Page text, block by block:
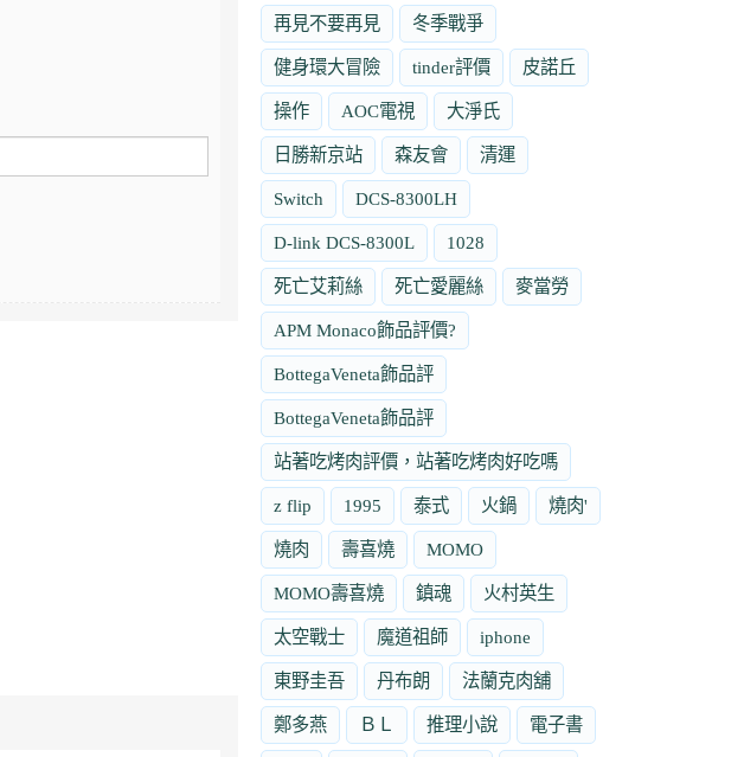
再見不要再見 冬季戰爭
健身環大冒險 tinder評價 皮諾丘
操作 AOC電視 大淨氏
日勝新京站 森友會 清運
Switch DCS-8300LH
D-link DCS-8300L 1028
死亡艾莉絲 死亡愛麗絲 麥當勞
APM Monaco飾品評價?
BottegaVeneta飾品評
BottegaVeneta飾品評
站著吃烤肉評價，站著吃烤肉好吃嗎
z flip 1995 泰式 火鍋 燒肉'
燒肉 壽喜燒 MOMO
MOMO壽喜燒 鎮魂 火村英生
太空戰士 魔道祖師 iphone
東野圭吾 丹布朗 法蘭克肉舖
鄭多燕 ＢＬ 推理小說 電子書